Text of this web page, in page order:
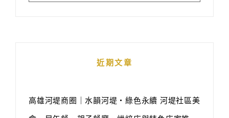
近期文章
高雄河堤商圈｜水韻河堤‧綠色永續 河堤社區美